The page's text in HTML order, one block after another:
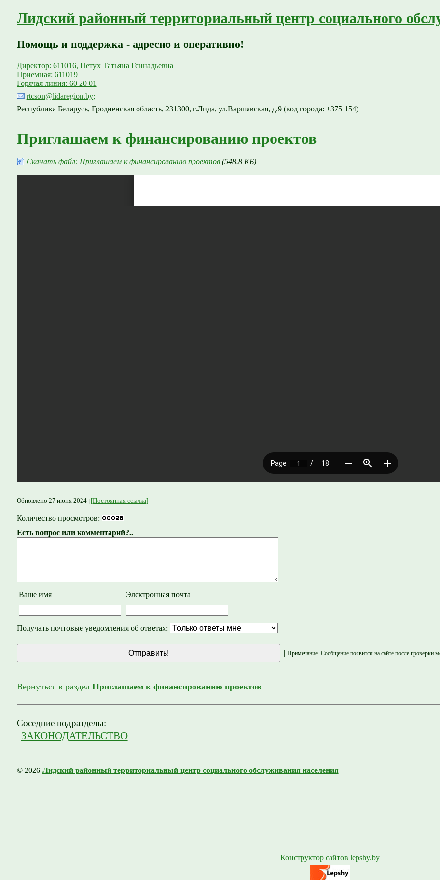
Лидский районный территориальный центр социального
Помощь и поддержка - адресно и оперативно!
Директор: 611016, Петух Татьяна Геннадьевна
Приемная: 611019
Горячая линия: 60 20 01
rtcson@lidaregion.by;
Республика Беларусь, Гродненская область, 231300, г.Лида, ул.Варшавская, д.9 (код города: +375 154)
Приглашаем к финансированию проектов
Скачать файл: Приглашаем к финансированию проектов(548.8 КБ)
Обновлено 27 июня 2024 [Постоянная ссылка]
Количество просмотров:
Есть вопрос или комментарий?..
Ваше имя Электронная почта
Получать почтовые уведомления об ответах:
|Примечание. Сообщение появится на сайте после проверки
Вернуться в раздел Приглашаем к финансированию проектов
Соседние подразделы:
ЗАКОНОДАТЕЛЬСТВО
© 2026 Лидский районный территориальный центр социального обслуживания населения
Конструктор сайтов lepshy.by